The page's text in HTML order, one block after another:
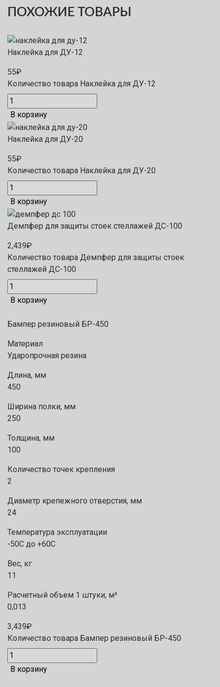
ПОХОЖИЕ ТОВАРЫ
Наклейка для ДУ-12
55₽
Количество товара Наклейка для ДУ-12
В корзину
Наклейка для ДУ-20
55₽
Количество товара Наклейка для ДУ-20
В корзину
Демпфер для защиты стоек стеллажей ДС-100
2,439₽
Количество товара Демпфер для защиты стоек
стеллажей ДС-100
В корзину
Бампер резиновый БР-450
Материал
Ударопрочная резина
Длина, мм
450
Ширина полки, мм
250
Толщина, мм
100
Количество точек крепления
2
Диаметр крепежного отверстия, мм
24
Температура эксплуатации
-50С до +60С
Вес, кг
11
Расчетный объем 1 штуки, м³
0,013
3,439₽
Количество товара Бампер резиновый БР-450
В корзину